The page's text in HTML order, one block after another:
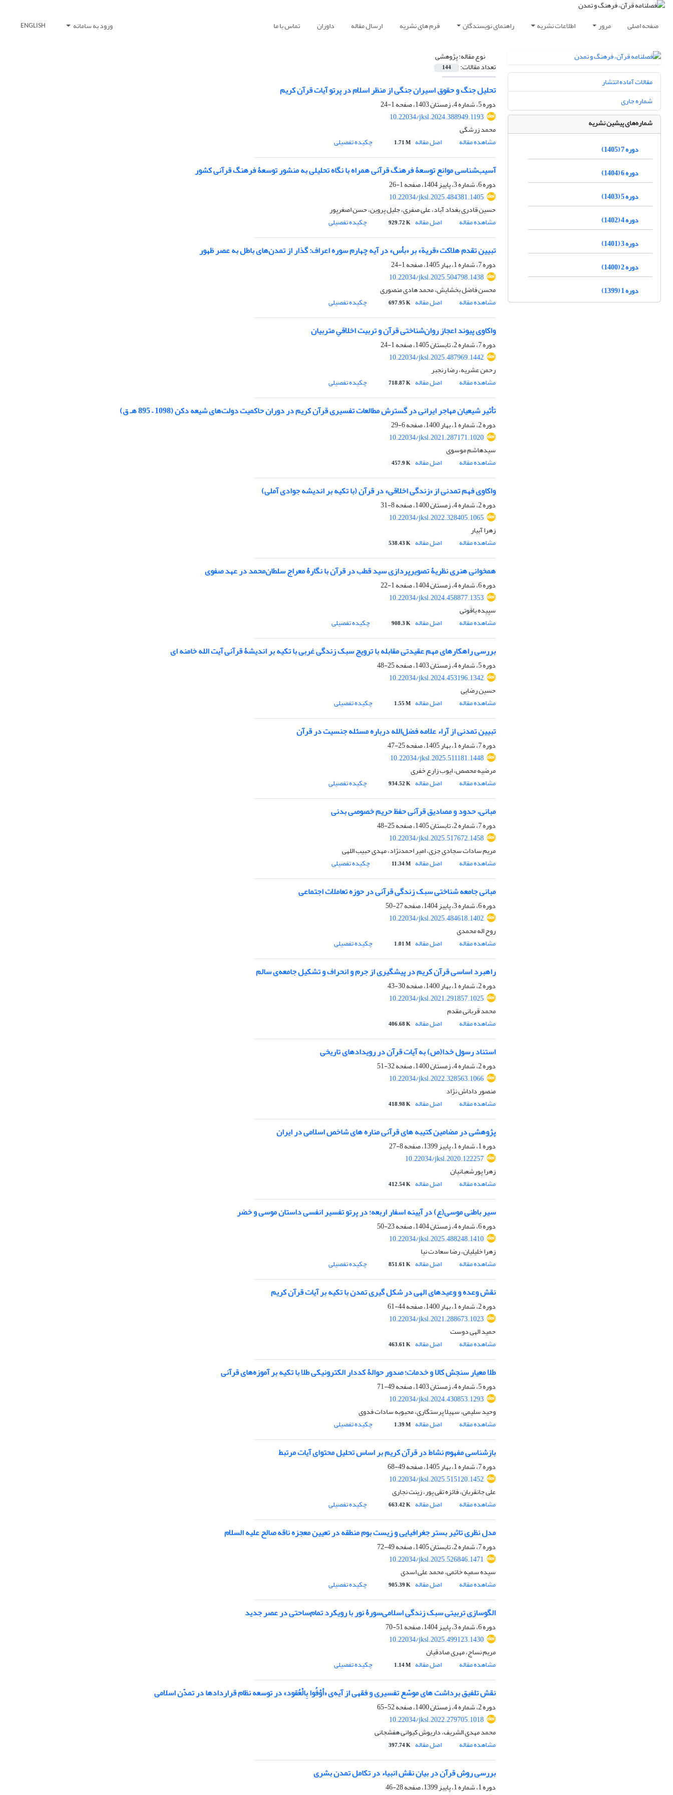
صفحه اصلی مرور اطلاعات نشریه راهنمای نویسندگان فرم های نشریه ارسال مقاله داوران تماس با ما ورود به سامانه ENGLISH
نوع مقاله:پژوهشی
تعداد مقالات: 144
تحلیل جنگ و حقوق اسیران جنگی از منظر اسلام در پرتو آیات قرآن کریم
دوره 5، شماره 4، زمستان 1403، صفحه
1-24
10.22034/jksl.2024.388949.1193
محمد زرشگی
مشاهده مقاله
اصل مقاله 1.71 M چکیده تفصیلی
آسیب‌شناسی موانع توسعۀ فرهنگ قرآنی همراه با نگاه تحلیلی به منشور توسعۀ فرهنگ قرآنی کشور
دوره 6، شماره 3، پاییز 1404، صفحه
1-26
10.22034/jksl.2025.484381.1405
حسین قادری بغداد آباد، علی صفری، جلیل پروین، حسن اصغرپور
مشاهده مقاله
اصل مقاله 929.72 K چکیده تفصیلی
تبیین تقدم هلاکت «قریة» بر «بأس» در آیه چهارم سوره اعراف: گذار از تمدن‌های باطل به عصر ظهور
دوره 7، شماره 1، بهار 1405، صفحه
1-24
10.22034/jksl.2025.504798.1438
محسن فاضل بخشایش، محمد هادی منصوری
مشاهده مقاله
اصل مقاله 697.95 K چکیده تفصیلی
واکاوی پیوند اعجاز روان‌شناختی قرآن و تربیت اخلاقیِ متربیان
دوره 7، شماره 2، تابستان 1405، صفحه
1-24
10.22034/jksl.2025.487969.1442
رحمن عشریه، رضا رنجبر
مشاهده مقاله
اصل مقاله 718.87 K چکیده تفصیلی
تأثیر شیعیان مهاجر ایرانی در گسترش مطالعات تفسیری قرآن کریم در دوران حاکمیت دولت‌های شیعه دکن (1098 – 895 هـ ق)
دوره 2، شماره 1، بهار 1400، صفحه
6-29
10.22034/jksl.2021.287171.1020
سیدهاشم موسوی
مشاهده مقاله
اصل مقاله 457.9 K
واکاوی فهم تمدنی از «زندگی اخلاقی» در قرآن (با تکیه بر اندیشه جوادی آملی)
دوره 2، شماره 4، زمستان 1400، صفحه
8-31
10.22034/jksl.2022.328405.1065
زهرا آبیار
مشاهده مقاله
اصل مقاله 538.43 K
همخوانی هنری نظریۀ تصویرپردازی سید قطب در قرآن با نگارۀ معراج سلطان‌محمد در عهد صفوی
دوره 6، شماره 4، زمستان 1404، صفحه
1-22
10.22034/jksl.2024.458877.1353
سپیده یاقوتی
مشاهده مقاله
اصل مقاله 908.3 K چکیده تفصیلی
بررسی راهکارهای مهم عقیدتی مقابله با ترویج سبک زندگی غربی با تکیه بر اندیشۀ قرآنی آیت الله خامنه ای
دوره 5، شماره 4، زمستان 1403، صفحه
25-48
10.22034/jksl.2024.453196.1342
حسین رضایی
مشاهده مقاله
اصل مقاله 1.55 M چکیده تفصیلی
تبیین تمدنی از آراء علامه فضل‌الله درباره مسئله جنسیت در قرآن
دوره 7، شماره 1، بهار 1405، صفحه
25-47
10.22034/jksl.2025.511181.1448
مرضیه محصص، ایوب زارع خفری
مشاهده مقاله
اصل مقاله 934.52 K چکیده تفصیلی
مبانی، حدود و مصادیق قرآنی حفظ حریم خصوصی بدنی
دوره 7، شماره 2، تابستان 1405، صفحه
25-48
10.22034/jksl.2025.517672.1458
مریم سادات سجادی جزی، امیر احمدنژاد، مهدی حبیب اللهی
مشاهده مقاله
اصل مقاله 11.34 M چکیده تفصیلی
مبانی جامعه شناختی سبک زندگی قرآنی در حوزه تعاملات اجتماعی
دوره 6، شماره 3، پاییز 1404، صفحه
27-50
10.22034/jksl.2025.484618.1402
روح اله محمدی
مشاهده مقاله
اصل مقاله 1.01 M چکیده تفصیلی
راهبرد اساسی قرآن کریم در پیشگیری از جرم و انحراف و تشکیل جامعه‌ی سالم
دوره 2، شماره 1، بهار 1400، صفحه
30-43
10.22034/jksl.2021.291857.1025
محمد قربانی مقدم
مشاهده مقاله
اصل مقاله 406.68 K
استناد رسول خدا(ص) به آیات قرآن در رویدادهای تاریخی
دوره 2، شماره 4، زمستان 1400، صفحه
32-51
10.22034/jksl.2022.328563.1066
منصور داداش نژاد
مشاهده مقاله
اصل مقاله 418.98 K
پژوهشی در مضامین کتیبه های قرآنی مناره های شاخص اسلامی در ایران
دوره 1، شماره 1، پاییز 1399، صفحه
8-27
10.22034/jksl.2020.122257
زهرا پورشعبانیان
مشاهده مقاله
اصل مقاله 412.54 K
سیر باطنی موسی(ع) در آیینه اسفار اربعه؛ در پرتو تفسیر انفسی داستان موسی و خضر
دوره 6، شماره 4، زمستان 1404، صفحه
23-50
10.22034/jksl.2025.488248.1410
زهرا خلیلیان، رضا سعادت نیا
مشاهده مقاله
اصل مقاله 851.61 K چکیده تفصیلی
نقش وعده و وعیدهای الهی در شکل گیری تمدن با تکیه بر آیات قرآن کریم
دوره 2، شماره 1، بهار 1400، صفحه
44-61
10.22034/jksl.2021.288673.1023
حمید الهی دوست
مشاهده مقاله
اصل مقاله 463.61 K
طلا‌ معیار سنجش کالا و خدمات؛ صدور حوالۀ کد‌دار الکترونیکی طلا با تکیه بر آموزه‌های قرآنی
دوره 5، شماره 4، زمستان 1403، صفحه
49-71
10.22034/jksl.2024.430853.1293
وحید سلیمی، سهیلا پرستگاری، محبوبه سادات فدوی
مشاهده مقاله
اصل مقاله 1.39 M چکیده تفصیلی
بازشناسی مفهوم نشاط در قرآن کریم بر اساس تحلیل محتوای آیات مرتبط
دوره 7، شماره 1، بهار 1405، صفحه
49-68
10.22034/jksl.2025.515120.1452
علی جانقربان، فائزه تقی پور، زینت نجاری
مشاهده مقاله
اصل مقاله 663.42 K چکیده تفصیلی
مدل نظری تاثیر بستر جغرافیایی و زیست بوم منطقه در تعیین معجزه ناقه صالح علیه السلام
دوره 7، شماره 2، تابستان 1405، صفحه
49-72
10.22034/jksl.2025.526846.1471
سیده سمیه خاتمی، محمد علی اسدی
مشاهده مقاله
اصل مقاله 905.39 K چکیده تفصیلی
الگوسازی تربیتی سبک زندگی اسلامی‌سورۀ نور با رویکرد تمام‌ساحتی در عصر جدید
دوره 6، شماره 3، پاییز 1404، صفحه
51-70
10.22034/jksl.2025.499123.1430
مریم نساج، مهری صادقیان
مشاهده مقاله
اصل مقاله 1.14 M چکیده تفصیلی
نقش تلفیق برداشت های موسّع تفسیری و فقهی از آیه‌ی «أوْفُوا بِالْعُقود» در توسعه نظام قراردادها در تمدّن اسلامی
دوره 2، شماره 4، زمستان 1400، صفحه
52-65
10.22034/jksl.2022.279705.1018
محمد مهدی الشریف، داریوش کیوانی هفشجانی
مشاهده مقاله
اصل مقاله 397.74 K
بررسی روش قرآن در بیان نقش انبیاء در تکامل تمدن بشری
دوره 1، شماره 1، پاییز 1399، صفحه
28-46
مقالات آماده انتشار
شماره جاری
شماره‌های پیشین نشریه
دوره 7 (1405)
دوره 6 (1404)
دوره 5 (1403)
دوره 4 (1402)
دوره 3 (1401)
دوره 2 (1400)
دوره 1 (1399)